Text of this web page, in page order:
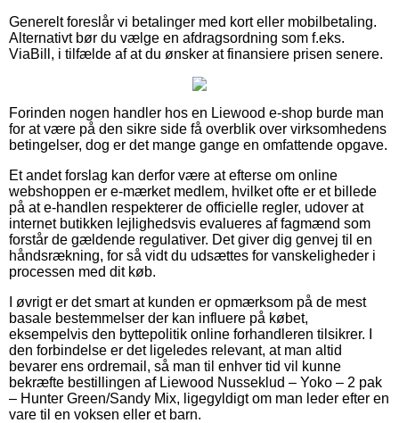
Generelt foreslår vi betalinger med kort eller mobilbetaling.
Alternativt bør du vælge en afdragsordning som f.eks.
ViaBill, i tilfælde af at du ønsker at finansiere prisen senere.
Forinden nogen handler hos en Liewood e-shop burde man
for at være på den sikre side få overblik over virksomhedens
betingelser, dog er det mange gange en omfattende opgave.
Et andet forslag kan derfor være at efterse om online
webshoppen er e-mærket medlem, hvilket ofte er et billede
på at e-handlen respekterer de officielle regler, udover at
internet butikken lejlighedsvis evalueres af fagmænd som
forstår de gældende regulativer. Det giver dig genvej til en
håndsrækning, for så vidt du udsættes for vanskeligheder i
processen med dit køb.
I øvrigt er det smart at kunden er opmærksom på de mest
basale bestemmelser der kan influere på købet,
eksempelvis den byttepolitik online forhandleren tilsikrer. I
den forbindelse er det ligeledes relevant, at man altid
bevarer ens ordremail, så man til enhver tid vil kunne
bekræfte bestillingen af Liewood Nusseklud – Yoko – 2 pak
– Hunter Green/Sandy Mix, ligegyldigt om man leder efter en
vare til en voksen eller et barn.